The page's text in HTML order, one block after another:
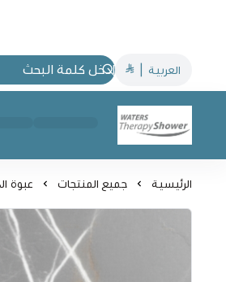
العربية
Waters Therapy Shower
الرئيسية جميع المنتجات عبوة